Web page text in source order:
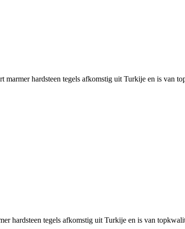
hardsteen tegels afkomstig uit Turkije en is van
hardsteen tegels afkomstig uit Turkije en is van